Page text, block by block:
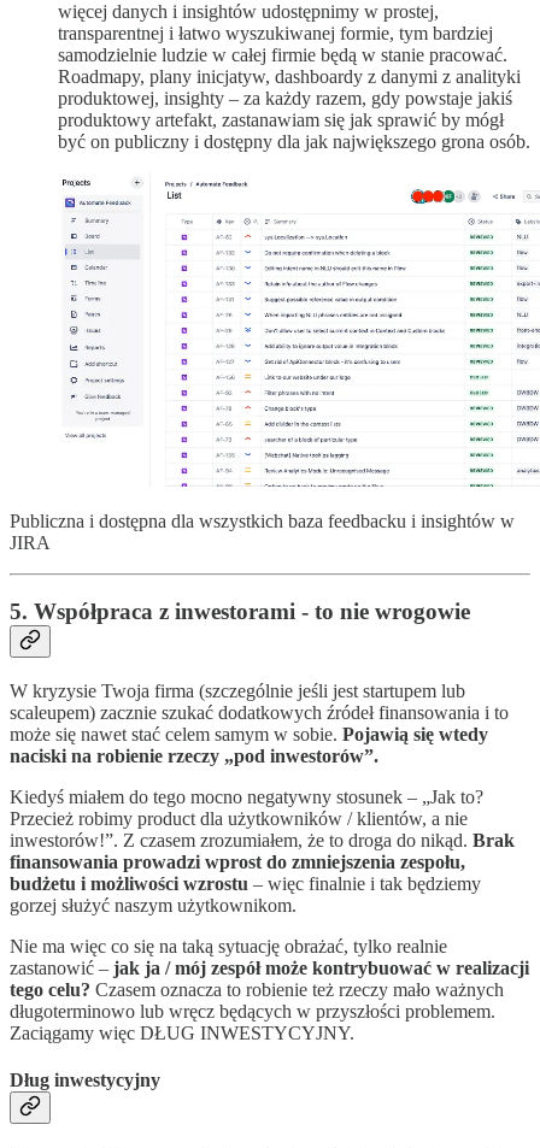
więcej danych i insightów udostępnimy w prostej,
transparentnej i łatwo wyszukiwanej formie, tym bardziej
samodzielnie ludzie w całej firmie będą w stanie pracować.
Roadmapy, plany inicjatyw, dashboardy z danymi z analityki
produktowej, insighty – za każdy razem, gdy powstaje jakiś
produktowy artefakt, zastanawiam się jak sprawić by mógł
być on publiczny i dostępny dla jak największego grona osób.
Publiczna i dostępna dla wszystkich baza feedbacku i insightów w
JIRA
5. Współpraca z inwestorami - to nie wrogowie
W kryzysie Twoja firma (szczególnie jeśli jest startupem lub
scaleupem) zacznie szukać dodatkowych źródeł finansowania i to
może się nawet stać celem samym w sobie. Pojawią się wtedy
naciski na robienie rzeczy „pod inwestorów”.
Kiedyś miałem do tego mocno negatywny stosunek – „Jak to?
Przecież robimy product dla użytkowników / klientów, a nie
inwestorów!”. Z czasem zrozumiałem, że to droga do nikąd. Brak
finansowania prowadzi wprost do zmniejszenia zespołu,
budżetu i możliwości wzrostu – więc finalnie i tak będziemy
gorzej służyć naszym użytkownikom.
Nie ma więc co się na taką sytuację obrażać, tylko realnie
zastanowić – jak ja / mój zespół może kontrybuować w realizacji
tego celu? Czasem oznacza to robienie też rzeczy mało ważnych
długoterminowo lub wręcz będących w przyszłości problemem.
Zaciągamy więc DŁUG INWESTYCYJNY.
Dług inwestycyjny